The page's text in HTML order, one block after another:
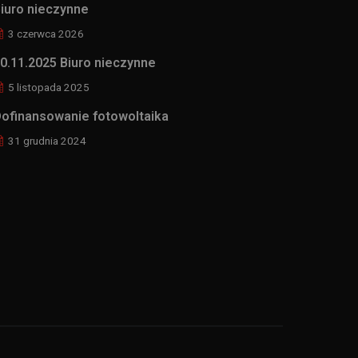
nieczynne
3 czerwca 2026
Biuro nieczynne
5 listopada 2025
fotowoltaika
31 grudnia 2024